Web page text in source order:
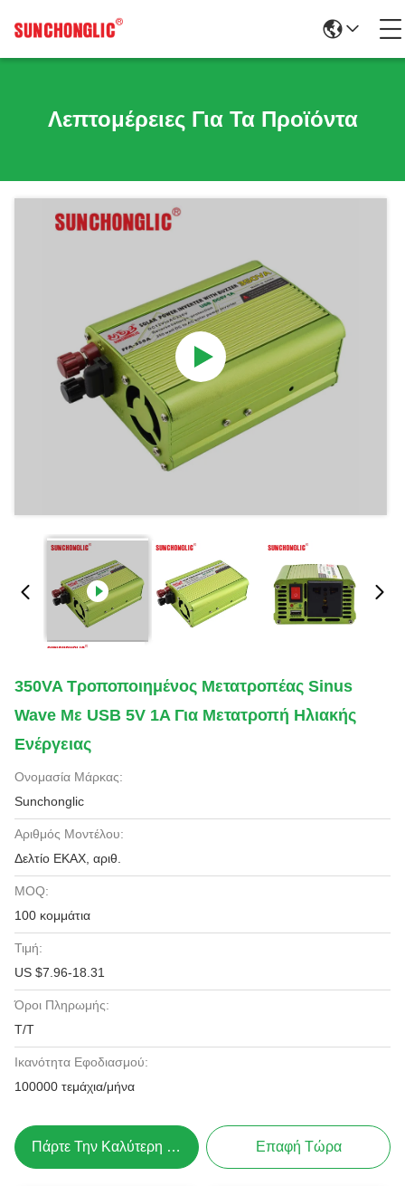
Λεπτομέρειες Για Τα Προϊόντα
350VA Τροποποιημένος Μετατροπέας Sinus
Wave Με USB 5V 1A Για Μετατροπή Ηλιακής
Ενέργειας
Ονομασία Μάρκας:
Sunchonglic
Αριθμός Μοντέλου:
Δελτίο ΕΚΑΧ, αριθ.
MOQ:
100 κομμάτια
Τιμή:
US $7.96-18.31
Όροι Πληρωμής:
Τ/Τ
Ικανότητα Εφοδιασμού:
100000 τεμάχια/μήνα
Πάρτε Την Καλύτερη Τιμή Επαφή Τώρα